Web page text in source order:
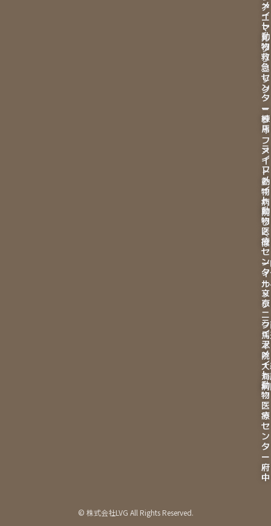
ア
ニ
マ
ル
ク
リ
ニ
ッ
ク
－
ラ
イ
フ
メ
イ
ト
動
物
病
院
つ
く
ば
本
メ
イ
ト
動
物
救
急
セ
ン
タ
ー
練
馬
ラ
イ
フ
メ
イ
ト
動
物
医
療
セ
ン
タ
ー
文
京
ラ
イ
フ
メ
イ
ト
動
物
医
療
セ
ン
タ
ー
府
中
© 株式会社LVG All Rights Reserved.